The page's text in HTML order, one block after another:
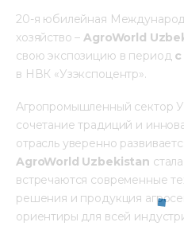
20-я юбилейная
хозяйство – AgroWorld
свою экспозицию в период
в НВК «Узэкспоцентр».
Агропромышленный сектор
сочетание традиций и
отрасль уверенно
AgroWorld Uzbekistan
встречаются современные
решения и продукция
ориентиры для всей